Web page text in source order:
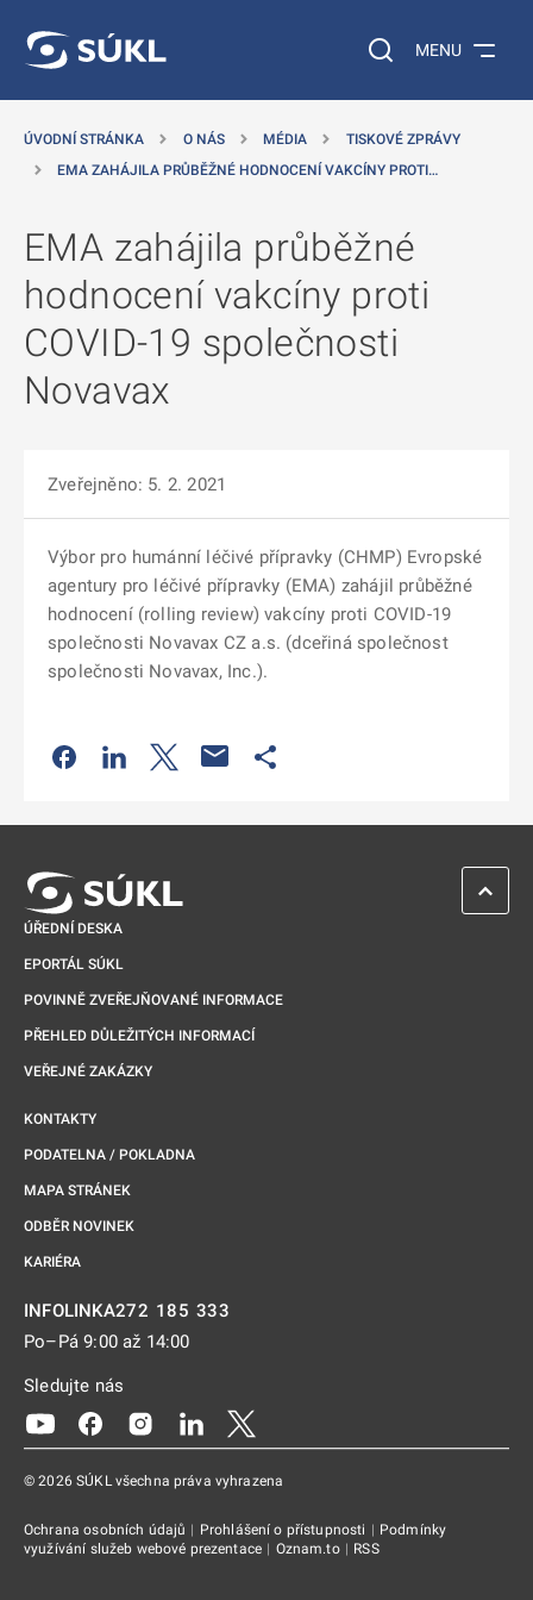
Vyhledávání na
MENU
ÚVODNÍ STRÁNKA O NÁS MÉDIA
TISKOVÉ ZPRÁVY
EMA ZAHÁJILA PRŮBĚŽNÉ HODNOCENÍ VAKCÍNY PROTI…
EMA zahájila průběžné
hodnocení vakcíny proti
COVID-19 společnosti
Novavax
Zveřejněno: 5. 2. 2021
Výbor pro humánní léčivé přípravky (CHMP) Evropské
agentury pro léčivé přípravky (EMA) zahájil průběžné
hodnocení (rolling review) vakcíny proti COVID-19
společnosti Novavax CZ a.s. (dceřiná společnost
společnosti Novavax, Inc.).
Odkaz se otevře na nové kartě
Odkaz se otevře na nové kartě
Odkaz se otevře na nové kartě
ÚŘEDNÍ DESKA
EPORTÁL SÚKL
POVINNĚ ZVEŘEJŇOVANÉ INFORMACE
PŘEHLED DŮLEŽITÝCH INFORMACÍ
VEŘEJNÉ ZAKÁZKY
KONTAKTY
PODATELNA / POKLADNA
MAPA STRÁNEK
ODBĚR NOVINEK
KARIÉRA
INFOLINKA272 185 333
Po–Pá 9:00 až 14:00
Sledujte nás
Odkaz se otevře na nové kartě
Odkaz se otevře na nové kartě
Odkaz se otevře na nové kartě
Odkaz se otevře na nové kartě
© 2026 SÚKL všechna práva vyhrazena
Ochrana osobních údajů | Prohlášení o přístupnosti | Podmínky
využívání služeb webové prezentace | Oznam.to | RSS
ZPĚT